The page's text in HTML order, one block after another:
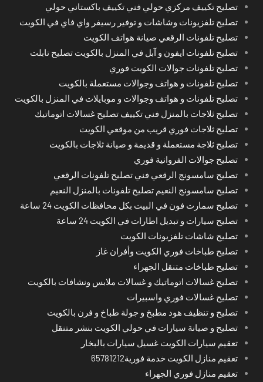
تصليح تكييف مركزي حولي فني تكييف باكستاني حولي
تصليح تلفزيونات وشاشات و توفير رسيفر واي فاي في الكويت
تصليح تلفونات الرقعي صيانة هواتف الكويت
تصليح تلفونات ايفون و آبل في المنزل بالكويت تصليح تابلت
تصليح تلفونات جوالات الكويت فوري
تصليح تلفونات و هواتف وجوالات مستعملة بالكويت
تصليح تلفونات و هواتف وجوالات و موبايلات في المنزل بالكويت
تصليح ثلاجات بالمنزل فني تكييف تصليح غسالات اتوماتيك
تصليح ثلاجات فوري قريب من موقعي الكويت
تصليح ثلاجة مستعملة و قديمة و صيانة ثلاجات بالكويت
تصليح جوالات الفروانية فوري
تصليح سامسونج الرقعي فني تصليح تلفونات الرقعي
تصليح سامسونج النعيم تصليح تلفونات بالمنزل النعيم
تصليح سمارت فون في البيت بكل محافظات الكويت 24 ساعة
تصليح سيارات و تبديل اطارات في الكويت 24 ساعة
تصليح شاشات تلفزيونات الكويت
تصليح طباخات فوري الكويت وأفران غاز
تصليح طباخات متنقل الجهراء
تصليح غسالات اتوماتيك و غسالات ملابس ونشافات بالكويت
تصليح غسالات فوري واسبيرات
تصليح و تنظيف هود مطبخ و جولة طباخ و فرن بالكويت
تصليح و صيانة سيارات في حولي الكويت بنشر متنقل
تعقيم سيارات الكويت غسيل سيارات بالبخار
تعقيم منازل الكويت خدمة فورية65781212
تعقيم منازل فوري الجهراء